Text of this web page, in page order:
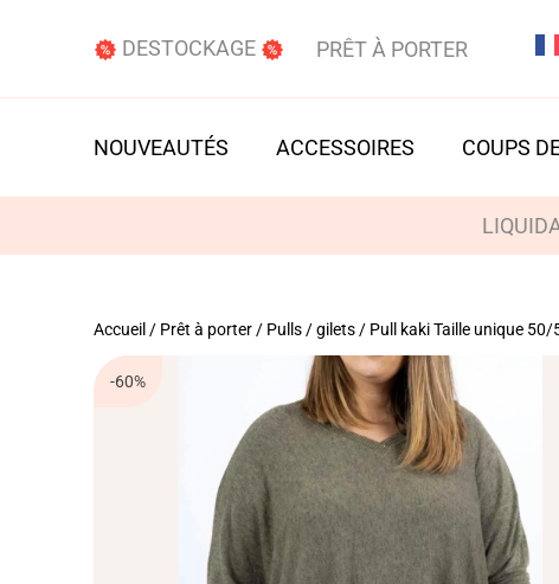
DESTOCKAGE PRÊT À PORTER
NOUVEAUTÉS ACCESSOIRES COUPS
Accueil / Prêt à porter / Pulls / gilets / Pull kaki Taille unique 50/
-60%